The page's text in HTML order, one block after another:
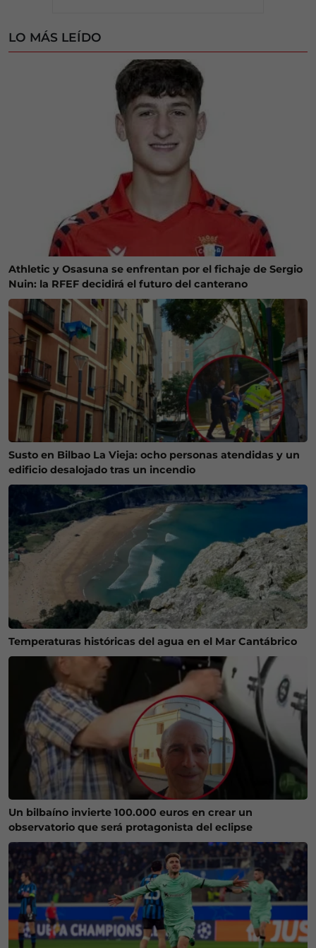
LO MÁS LEÍDO
Athletic y Osasuna se enfrentan por el fichaje de Sergio
Nuin: la RFEF decidirá el futuro del canterano
Susto en Bilbao La Vieja: ocho personas atendidas y un
edificio desalojado tras un incendio
Temperaturas históricas del agua en el Mar Cantábrico
Un bilbaíno invierte 100.000 euros en crear un
observatorio que será protagonista del eclipse